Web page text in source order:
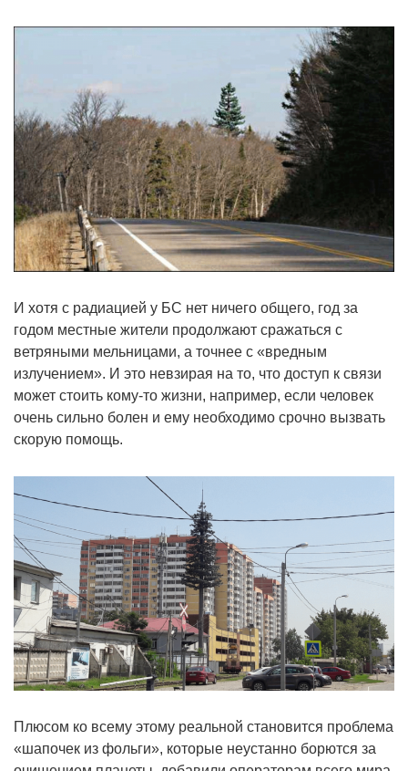
И хотя с радиацией у БС нет ничего общего, год за
годом местные жители продолжают сражаться с
ветряными мельницами, а точнее с «вредным
излучением». И это невзирая на то, что доступ к связи
может стоить кому-то жизни, например, если человек
очень сильно болен и ему необходимо срочно вызвать
скорую помощь.
Плюсом ко всему этому реальной становится проблема
«шапочек из фольги», которые неустанно борются за